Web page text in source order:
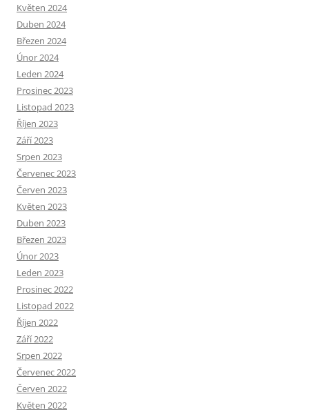
Květen 2024
Duben 2024
Březen 2024
Únor 2024
Leden 2024
Prosinec 2023
Listopad 2023
Říjen 2023
Září 2023
Srpen 2023
Červenec 2023
Červen 2023
Květen 2023
Duben 2023
Březen 2023
Únor 2023
Leden 2023
Prosinec 2022
Listopad 2022
Říjen 2022
Září 2022
Srpen 2022
Červenec 2022
Červen 2022
Květen 2022